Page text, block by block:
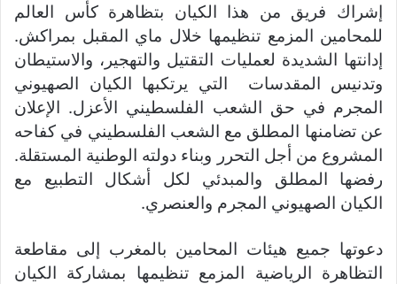
إشراك فريق من هذا الكيان بتظاهرة كأس العالم
للمحامين المزمع تنظيمها خلال ماي المقبل بمراكش.
إدانتها الشديدة لعمليات التقتيل والتهجير، والاستيطان
وتدنيس المقدسات التي يرتكبها الكيان الصهيوني
المجرم في حق الشعب الفلسطيني الأعزل. الإعلان
عن تضامنها المطلق مع الشعب الفلسطيني في كفاحه
المشروع من أجل التحرر وبناء دولته الوطنية المستقلة.
رفضها المطلق والمبدئي لكل أشكال التطبيع مع
الكيان الصهيوني المجرم والعنصري.
دعوتها جميع هيئات المحامين بالمغرب إلى مقاطعة
التظاهرة الرياضية المزمع تنظيمها بمشاركة الكيان